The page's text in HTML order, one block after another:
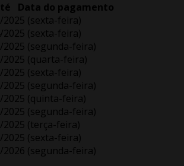
Data do pagamento
(sexta-feira)
(sexta-feira)
2025 (segunda-feira)
2025 (quarta-feira)
(sexta-feira)
2025 (segunda-feira)
2025 (quinta-feira)
2025 (segunda-feira)
2025 (terça-feira)
(sexta-feira)
2026 (segunda-feira)